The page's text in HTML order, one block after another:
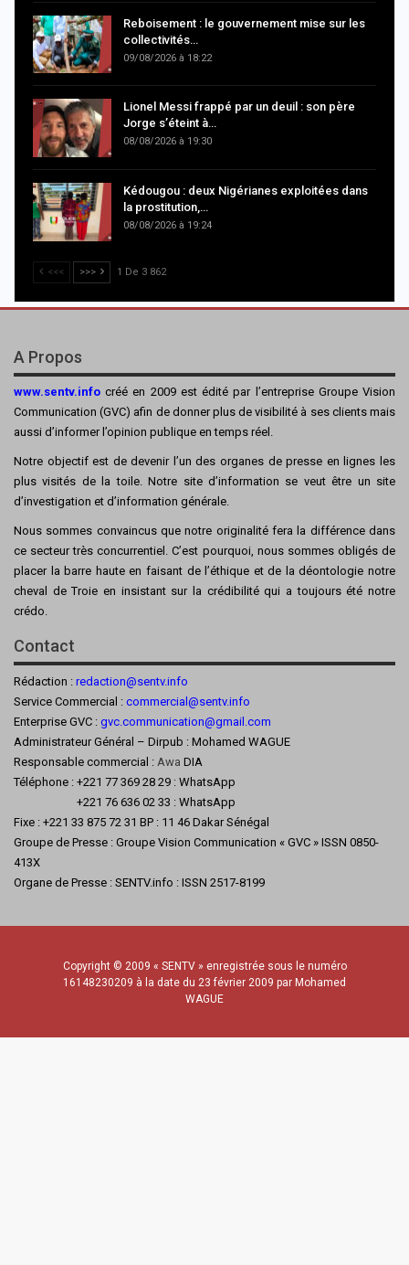
Reboisement : le gouvernement mise sur les
collectivités…
09/08/2026 à 18:22
Lionel Messi frappé par un deuil : son père
Jorge s’éteint à…
08/08/2026 à 19:30
Kédougou : deux Nigérianes exploitées dans
la prostitution,…
08/08/2026 à 19:24
<<< >>> 1 De 3 862
A Propos
www.sentv.info créé en 2009 est édité par l’entreprise Groupe Vision
Communication (GVC) afin de donner plus de visibilité à ses clients mais
aussi d’informer l’opinion publique en temps réel.
Notre objectif est de devenir l’un des organes de presse en lignes les
plus visités de la toile. Notre site d’information se veut être un site
d’investigation et d’information générale.
Nous sommes convaincus que notre originalité fera la différence dans
ce secteur très concurrentiel. C’est pourquoi, nous sommes obligés de
placer la barre haute en faisant de l’éthique et de la déontologie notre
cheval de Troie en insistant sur la crédibilité qui a toujours été notre
crédo.
Contact
Rédaction : redaction@sentv.info
Service Commercial : commercial@sentv.info
Enterprise GVC : gvc.communication@gmail.com
Administrateur Général – Dirpub : Mohamed WAGUE
Responsable commercial : Awa DIA
Téléphone : +221 77 369 28 29 : WhatsApp
+221 76 636 02 33 : WhatsApp
Fixe : +221 33 875 72 31 BP : 11 46 Dakar Sénégal
Groupe de Presse : Groupe Vision Communication « GVC » ISSN 0850-
413X
Organe de Presse : SENTV.info : ISSN 2517-8199
Copyright © 2009 « SENTV » enregistrée sous le numéro
16148230209 à la date du 23 février 2009 par Mohamed
WAGUE